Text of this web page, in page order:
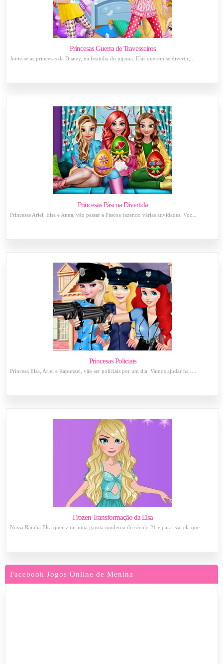
Princesas Guerra de Travesseiros
Junte-se as princesas da Disney, na festinha do pijama. Elas querem se divertir,...
Princesas Páscoa Divertida
Princesas Ariel, Elsa e Anna, vão passar a Páscoa fazendo várias atividades. Voc...
Princesas Policiais
Princesa Elsa, Ariel e Rapunzel, vão ser policiais por um dia. Vamos ajudar na l...
Frozen Transformação da Elsa
Nossa Rainha Elsa quer virar uma garota moderna do século 21 e para isso ela que...
Facebook Jogos Online de Menina